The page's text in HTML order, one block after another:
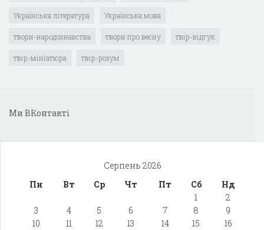
Українська література Українська мова
твори-народознавства твори про весну твір-відгук
твір-мініатюра твір-розум
Ми ВКонтакті
Серпень 2026
Пн
Вт Ср Чт Пт Сб
Нд
1
2
3
4 5 6 7 8
9
10
11 12 13 14 15
16